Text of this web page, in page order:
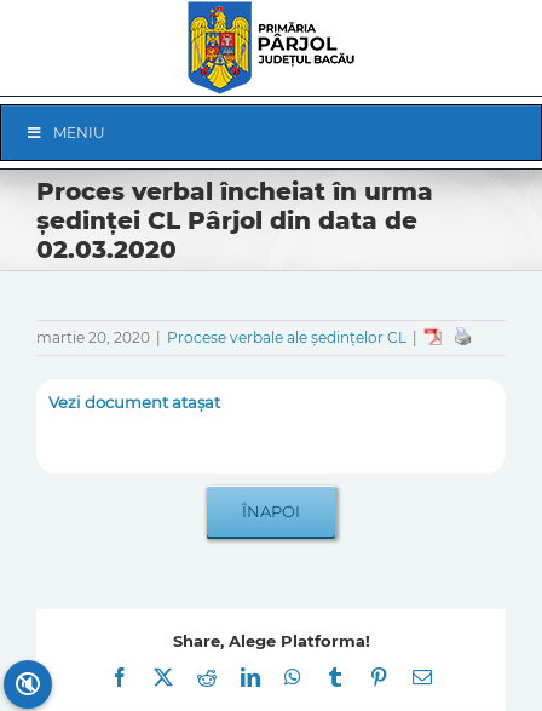
Navigation
MENIU
Proces verbal încheiat în urma
ședinței CL Pârjol din data de
02.03.2020
martie 20, 2020 Procese verbale ale ședințelor CL
Vezi document atașat
Share, Alege Platforma!
Facebook
RedditLinkedInWhatsApp
Tumblr Pinterest
E-
🔇